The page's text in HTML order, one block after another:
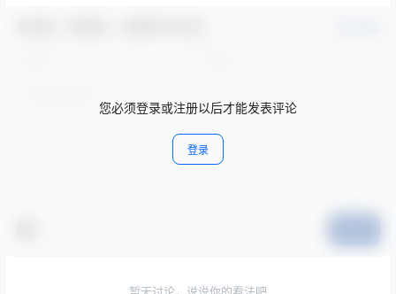
您必须登录或注册以后才能发表评论
登录